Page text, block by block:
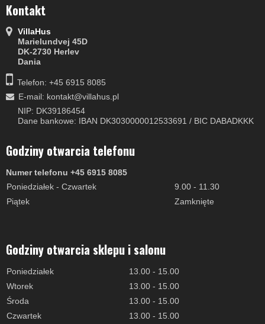
Kontakt
VillaHus
Marielundvej 45D
DK-2730 Herlev
Dania
Telefon: +45 6915 8085
E-mail: kontakt@villahus.pl
NIP: DK39186454
Dane bankowe: IBAN DK3030000012533691 / BIC DABADKKK
Godziny otwarcia telefonu
Numer telefonu +45 6915 8085
Poniedziałek - Czwartek
9.00 - 11.30
Piątek
Zamknięte
Godziny otwarcia sklepu i salonu
Poniedziałek
13.00 - 15.00
Wtorek
13.00 - 15.00
Środa
13.00 - 15.00
Czwartek
13.00 - 15.00